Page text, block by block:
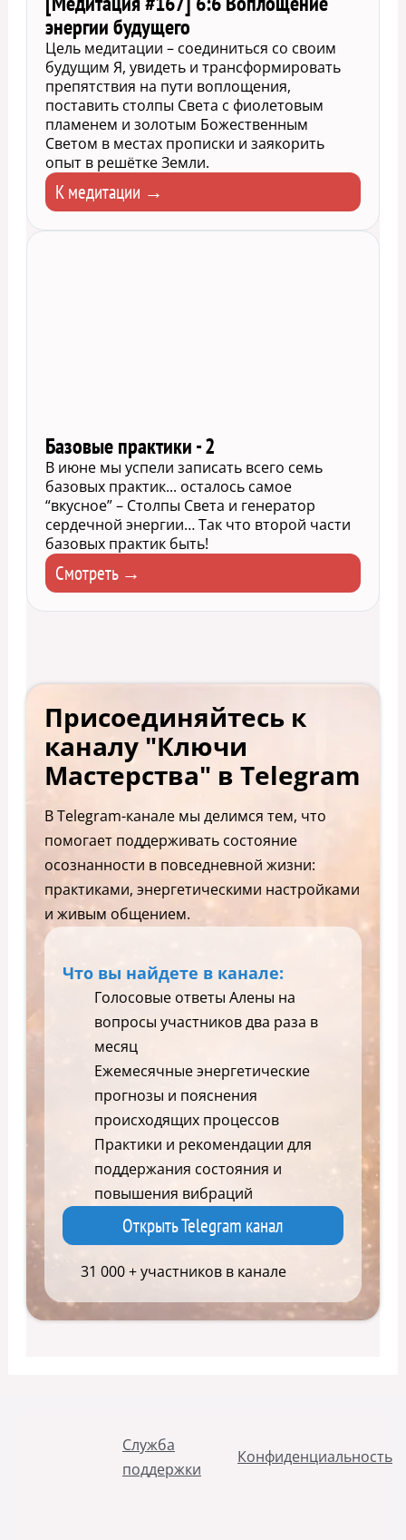
энергии будущего
Цель медитации – соединиться со своим
будущим Я, увидеть и трансформировать
препятствия на пути воплощения,
поставить столпы Света с фиолетовым
пламенем и золотым Божественным
Светом в местах прописки и заякорить
опыт в решётке Земли.
К медитации →
Базовые практики - 2
В июне мы успели записать всего семь
базовых практик... осталось самое
“вкусное” – Столпы Света и генератор
сердечной энергии… Так что второй части
базовых практик быть!
Смотреть →
Присоединяйтесь к
каналу "Ключи
Мастерства" в Telegram
В Telegram-канале мы делимся тем, что
помогает поддерживать состояние
осознанности в повседневной жизни:
практиками, энергетическими настройками
и живым общением.
Что вы найдете в канале:
Голосовые ответы Алены на
вопросы участников два раза в
месяц
Ежемесячные энергетические
прогнозы и пояснения
происходящих процессов
Практики и рекомендации для
поддержания состояния и
повышения вибраций
Открыть Telegram канал
31 000 + участников в канале
Служба
поддержки
Конфиденциальность